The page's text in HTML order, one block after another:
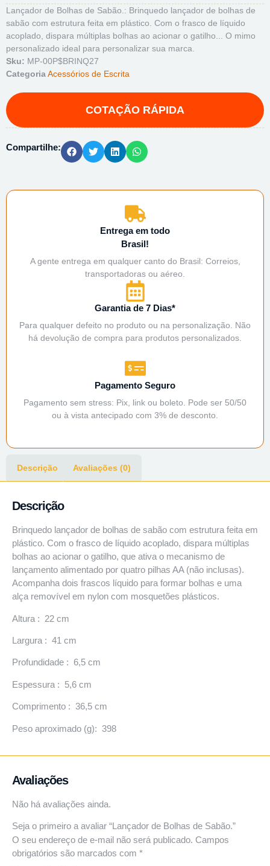
Lançador de Bolhas de Sabão.: Brinquedo lançador de bolhas de
sabão com estrutura feita em plástico. Com o frasco de líquido
acoplado, dispara múltiplas bolhas ao acionar o gatilho... O mimo
personalizado ideal para personalizar sua marca.
Sku: MP-00P$BRINQ27
CategoriaAcessórios de Escrita
Compartilhe:
Entrega em todo
Brasil!
A gente entrega em qualquer canto do Brasil: Correios,
transportadoras ou aéreo.
Garantia de 7 Dias*
Para qualquer defeito no produto ou na personalização. Não
há devolução de compra para produtos personalizados.
Pagamento Seguro
Pagamento sem stress: Pix, link ou boleto. Pode ser 50/50
ou à vista antecipado com 3% de desconto.
Descrição Avaliações (0)
Descrição
Brinquedo lançador de bolhas de sabão com estrutura feita em
plástico. Com o frasco de líquido acoplado, dispara múltiplas
bolhas ao acionar o gatilho, que ativa o mecanismo de
lançamento alimentado por quatro pilhas AA (não inclusas).
Acompanha dois frascos líquido para formar bolhas e uma
alça removível em nylon com mosquetões plásticos.
Altura : 22 cm
Largura : 41 cm
Profundidade : 6,5 cm
Espessura : 5,6 cm
Comprimento : 36,5 cm
Peso aproximado (g): 398
Avaliações
Não há avaliações ainda.
Seja o primeiro a avaliar “Lançador de Bolhas de Sabão.”
O seu endereço de e-mail não será publicado. Campos
obrigatórios são marcados com *